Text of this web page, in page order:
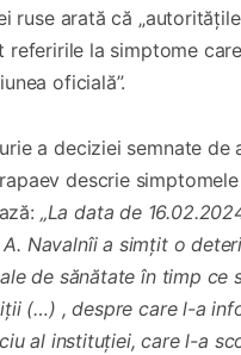
ruse arată că
referirile la simptome
oficială”.
a deciziei semnate de
descrie
„La data de
Navalnîi a simțit o
de sănătate în timp ce
(…) , despre care l-a
al instituției, care l-a